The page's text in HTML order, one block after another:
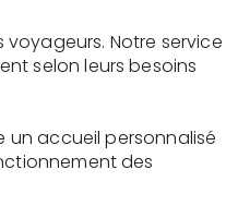
Notre service
selon leurs besoins
un accueil personnalisé
des